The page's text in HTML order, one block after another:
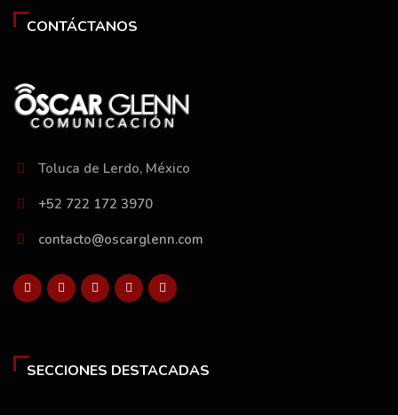
CONTÁCTANOS
Toluca de Lerdo, México
+52 722 172 3970
contacto@oscarglenn.com
SECCIONES DESTACADAS